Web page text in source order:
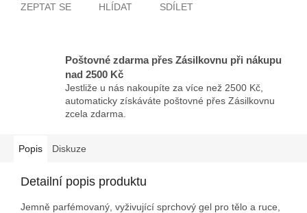
ZEPTAT SE HLÍDAT SDÍLET
Poštovné zdarma přes Zásilkovnu při nákupu
nad 2500 Kč
Jestliže u nás nakoupíte za více než 2500 Kč,
automaticky získáváte poštovné přes Zásilkovnu
zcela zdarma.
Popis Diskuze
Detailní popis produktu
Jemně parfémovaný, vyživující sprchový gel pro tělo a ruce,